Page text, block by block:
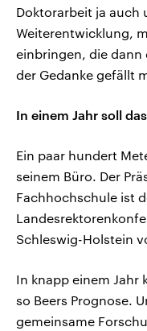
Doktorarbeit ja auch
Weiterentwicklung,
einbringen, die dann
der Gedanke gefällt
In einem Jahr soll
Ein paar hundert
seinem Büro. Der
Fachhochschule ist
Schleswig-Holstein
In knapp einem Jahr
so Beers Prognose.
gemeinsame